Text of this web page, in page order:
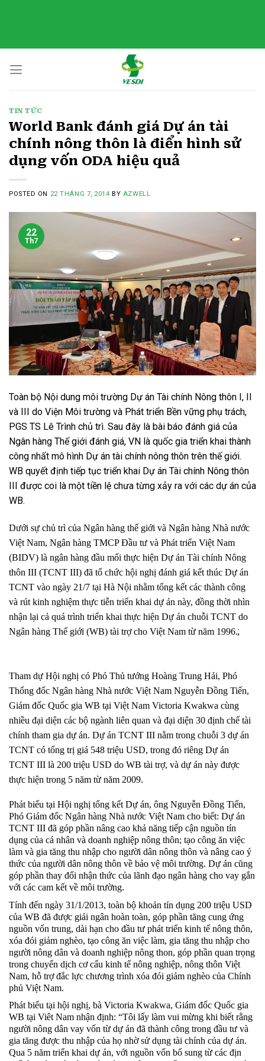
TIN TỨC
World Bank đánh giá Dự án tài
chính nông thôn là điển hình sử
dụng vốn ODA hiệu quả
POSTED ON 22 THÁNG 7, 2014 BY AZWELL
22
Th7
Toàn bộ Nội dung môi trường Dự án Tài chính Nông thôn I, II
và III do Viện Môi trường và Phát triển Bền vững phụ trách,
PGS TS Lê Trình chủ trì. Sau đây là bài báo đánh giá của
Ngân hàng Thế giới đánh giá, VN là quốc gia triển khai thành
công nhất mô hình Dự án tài chính nông thôn trên thế giới.
WB quyết định tiếp tục triển khai Dự án Tài chính Nông thôn
III được coi là một tiền lệ chưa từng xảy ra với các dự án của
WB.
Dưới sự chủ trì của Ngân hàng thế giới và Ngân hàng Nhà nước
Việt Nam, Ngân hàng TMCP Đầu tư và Phát triển Việt Nam
(BIDV) là ngân hàng đầu mối thực hiện Dự án Tài chính Nông
thôn III (TCNT III) đã tổ chức hội nghị đánh giá kết thúc Dự án
TCNT vào ngày 21/7 tại Hà Nội nhằm tổng kết các thành công
và rút kinh nghiệm thực tiễn triển khai dự án này, đồng thời nhìn
nhận lại cả quá trình triển khai thực hiện Dự án chuỗi TCNT do
Ngân hàng Thế giới (WB) tài trợ cho Việt Nam từ năm 1996.;
Tham dự Hội nghị có Phó Thủ tướng Hoàng Trung Hải, Phó
Thống đốc Ngân hàng Nhà nước Việt Nam Nguyễn Đồng Tiến,
Giám đốc Quốc gia WB tại Việt Nam Victoria Kwakwa cùng
nhiều đại diện các bộ ngành liên quan và đại diện 30 định chế tài
chính tham gia dự án. Dự án TCNT III nằm trong chuỗi 3 dự án
TCNT có tổng trị giá 548 triệu USD, trong đó riêng Dự án
TCNT III là 200 triệu USD do WB tài trợ, và dự án này được
thực hiện trong 5 năm từ năm 2009.
Phát biểu tại Hội nghị tổng kết Dự án, ông Nguyễn Đồng Tiến,
Phó Giám đốc Ngân hàng Nhà nước Việt Nam cho biết: Dự án
TCNT III đã góp phần nâng cao khả năng tiếp cận nguồn tín
dụng của cá nhân và doanh nghiệp nông thôn; tạo công ăn việc
làm và gia tăng thu nhập cho người dân nông thôn và nâng cao ý
thức của người dân nông thôn về bảo vệ môi trường. Dự án cũng
góp phần thay đổi nhận thức của lãnh đạo ngân hàng cho vay gắn
với các cam kết về môi trường.
Tính đến ngày 31/1/2013, toàn bộ khoản tín dụng 200 triệu USD
của WB đã được giải ngân hoàn toàn, góp phần tăng cung ứng
nguồn vốn trung, dài hạn cho đầu tư phát triển kinh tế nông thôn,
xóa đói giảm nghèo, tạo công ăn việc làm, gia tăng thu nhập cho
người nông dân và doanh nghiệp nông thon, góp phần quan trọng
trong chuyển dịch cơ cấu kinh tế nông nghiệp, nông thôn Việt
Nam, hỗ trợ đắc lực chương trình xóa đói giảm nghèo của Chính
phủ Việt Nam.
Phát biểu tại hội nghị, bà Victoria Kwakwa, Giám đốc Quốc gia
WB tại Viêt Nam nhận định: “Tôi lấy làm vui mừng khi biết rằng
người nông dân vay vốn từ dự án đã thành công trong đầu tư và
gia tăng được thu nhập của họ nhờ sử dụng tài chính của dự án.
Qua 5 năm triển khai dự án, với nguồn vốn bổ sung từ các địn